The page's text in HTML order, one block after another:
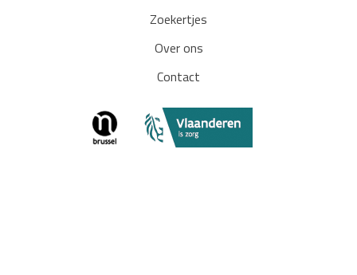
Zoekertjes
Over ons
Contact